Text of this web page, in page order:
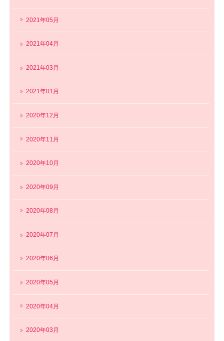
2021年05月
2021年04月
2021年03月
2021年01月
2020年12月
2020年11月
2020年10月
2020年09月
2020年08月
2020年07月
2020年06月
2020年05月
2020年04月
2020年03月